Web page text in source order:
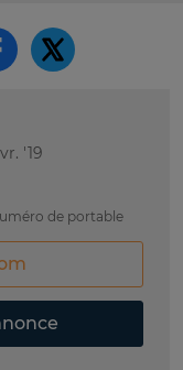
'19
de portable